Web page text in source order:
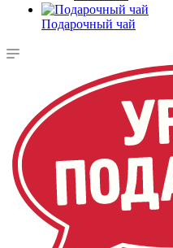
Подарочный чай